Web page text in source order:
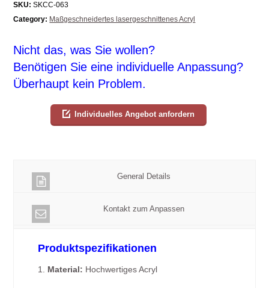
SKU: SKCC-063
Category: Maßgeschneidertes lasergeschnittenes Acryl
Nicht das, was Sie wollen?
Benötigen Sie eine individuelle Anpassung?
Überhaupt kein Problem.
Individuelles Angebot anfordern
General Details
Kontakt zum Anpassen
Produktspezifikationen
1. Material: Hochwertiges Acryl